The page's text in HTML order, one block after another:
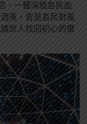
，一種深植島民血
液，皆是島民對風
旅人找回初心的靈